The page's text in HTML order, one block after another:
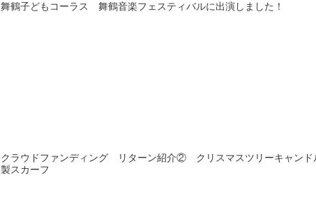
舞鶴子どもコーラス 舞鶴音楽フェスティバルに出演しました！
クラウドファンディング リターン紹介② クリスマスツリーキャンド
製スカーフ